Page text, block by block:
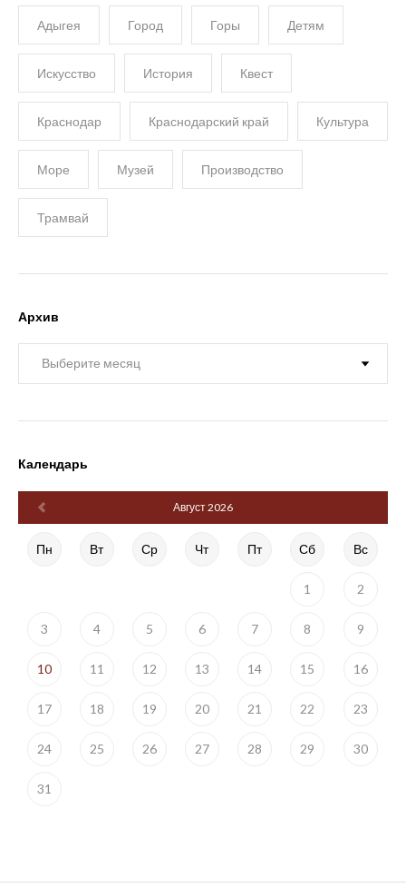
Адыгея Город Горы Детям
Искусство История Квест
Краснодар Краснодарский край Культура
Море Музей Производство
Трамвай
Архив
Календарь
Август 2026
Пн Вт Ср Чт Пт Сб Вс
1 2
3 4 5 6 7 8 9
10 11 12 13 14 15 16
17 18 19 20 21 22 23
24 25 26 27 28 29 30
31